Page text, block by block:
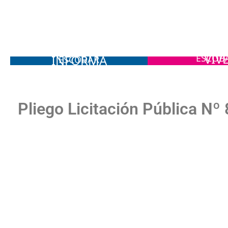
ESCOBAR
INFORMA
Pliego Licitación Pública Nº